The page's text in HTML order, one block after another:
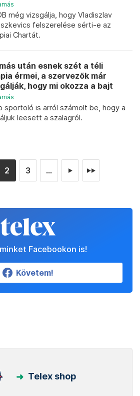
még vizsgálja, hogy Vladiszlav
felszerelése sérti-e az
Chartát.
után esnek szét a téli
érmei, a szervezők már
hogy mi okozza a bajt
sportoló is arról számolt be, hogy a
leesett a szalagról.
2 3 ... ► ►►
Facebookon is!
Követem!
Telex shop